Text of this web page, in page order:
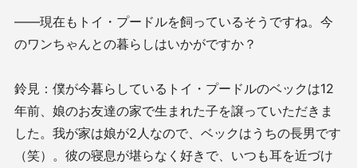
――現在もトイ・プードルを飼っているそうですね。今
のワンちゃんとの暮らしはいかがですか？
鈴見：僕が今暮らしているトイ・プードルのベックは12
年前、娘のお友達の家で生まれた子を譲っていただきま
した。我が家は娘が2人なので、ベックはうちの長男です
（笑）。彼の寝息が堪らなく好きで、いつも耳を近づけ